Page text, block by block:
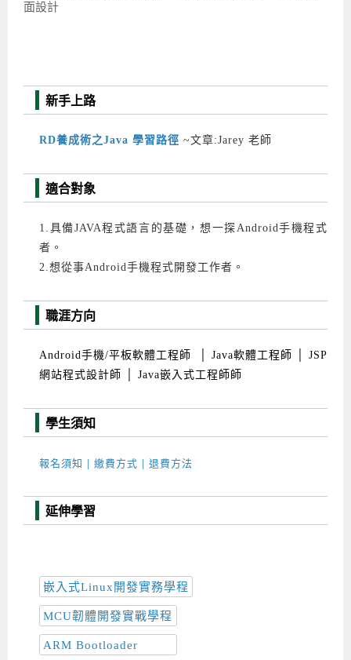
面設計
新手上路
RD養成術之Java 學習路徑 ~文章:Jarey 老師
適合對象
1.具備JAVA程式語言的基礎，想一探Android手機程式
者。
2.想從事Android手機程式開發工作者。
職涯方向
Android手機/平板軟體工程師 │ Java軟體工程師 │ JSP
網站程式設計師 │ Java嵌入式工程師師
學生須知
報名須知 | 繳費方式 | 退費方法
延伸學習
嵌入式Linux開發實務學程
MCU韌體開發實戰學程
ARM Bootloader